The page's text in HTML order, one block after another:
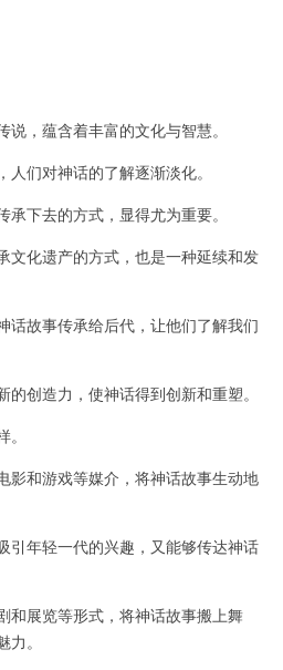
，蕴含着丰富的文化与智慧。
们对神话的了解逐渐淡化。
下去的方式，显得尤为重要。
化遗产的方式，也是一种延续和发
故事传承给后代，让他们了解我们
创造力，使神话得到创新和重塑。
和游戏等媒介，将神话故事生动地
年轻一代的兴趣，又能够传达神话
展览等形式，将神话故事搬上舞
。